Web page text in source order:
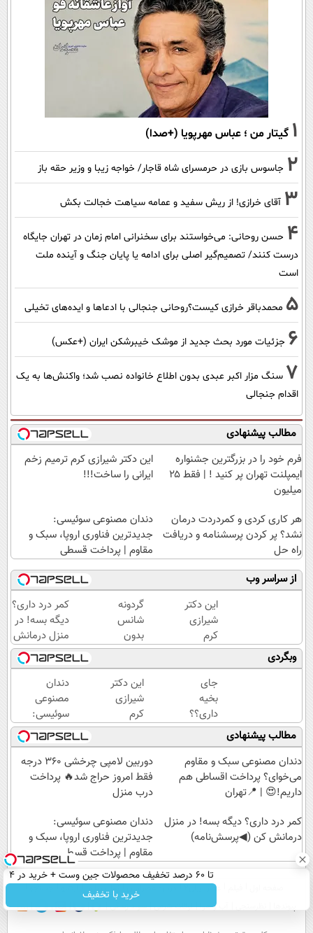
1 گیتار من ؛ عباس مهرپویا (+صدا)
2 جاسوس بازی در حرمسرای شاه قاجار/ خواجه زیبا و وزیر حقه باز
3 آقای خرازی! از ریش سفید و عمامه سیاهت خجالت بکش
4 حسن روحانی: می‌خواستند برای سخنرانی امام زمان در تهران جایگاه
درست کنند/ تصمیم‌گیر اصلی برای ادامه یا پایان جنگ و آینده ملت
است
5 محمدباقر خرازی کیست؟روحانی جنجالی با ادعاها و ایده‌های تخیلی
6 جزئیات مورد بحث جدید از موشک خیبرشکن ایران (+عکس)
7 سنگ مزار اکبر عبدی بدون اطلاع خانواده نصب شد؛ واکنش‌ها به یک
اقدام جنجالی
مطالب پیشنهادی
فرم خود را در بزرگترین جشنواره
ایمپلنت تهران پر کنید ! | فقط ۲۵
میلیون
این دکتر شیرازی کرم ترمیم زخم
ایرانی را ساخت!!!
هر کاری کردی و کمردردت درمان
نشد؟ پر کردن پرسشنامه و دریافت
راه حل
دندان مصنوعی سوئیسی:
جدیدترین فناوری اروپا، سبک و
مقاوم | پرداخت قسطی
از سراسر وب
این دکتر
شیرازی
کرم
ترمیم
زخم
ایرانی را
ساخت!!!
گردونه
شانس
بدون
پوچ از
PS5
تا
آیفون17
و بیت
کوین
🔥
کمر درد داری؟
دیگه بسه! در
منزل درمانش
کن
(◀پرسش‌نامه)
وبگردی
جای
بخیه
داری؟؟
فقط در
3 هفته
ترمیمش
کن!😍
این دکتر
شیرازی
کرم
ترمیم
زخم
ایرانی را
ساخت!!!
دندان
مصنوعی
سوئیسی:
جدیدترین
فناوری
اروپا،
سبک و
قسطی
مطالب پیشنهادی
دندان مصنوعی سبک و مقاوم
می‌خوای؟ پرداخت اقساطی هم
داریم!😍 | 📍تهران
دوربین لامپی چرخشی 360 درجه
فقط امروز حراج شد🔥 پرداخت
درب منزل
کمر درد داری؟ دیگه بسه! در منزل
درمانش کن (◀پرسش‌نامه)
دندان مصنوعی سوئیسی:
جدیدترین فناوری اروپا، سبک و
مقاوم | پرداخت قسطی
تا 60 درصد تخفیف محصولات جین وست + خرید در 4
قسط
خرید با تخفیف عصر ایران۲ درباره عصرایران تماس با ما
آب و هوا اوقات شرعی سواد زندگی